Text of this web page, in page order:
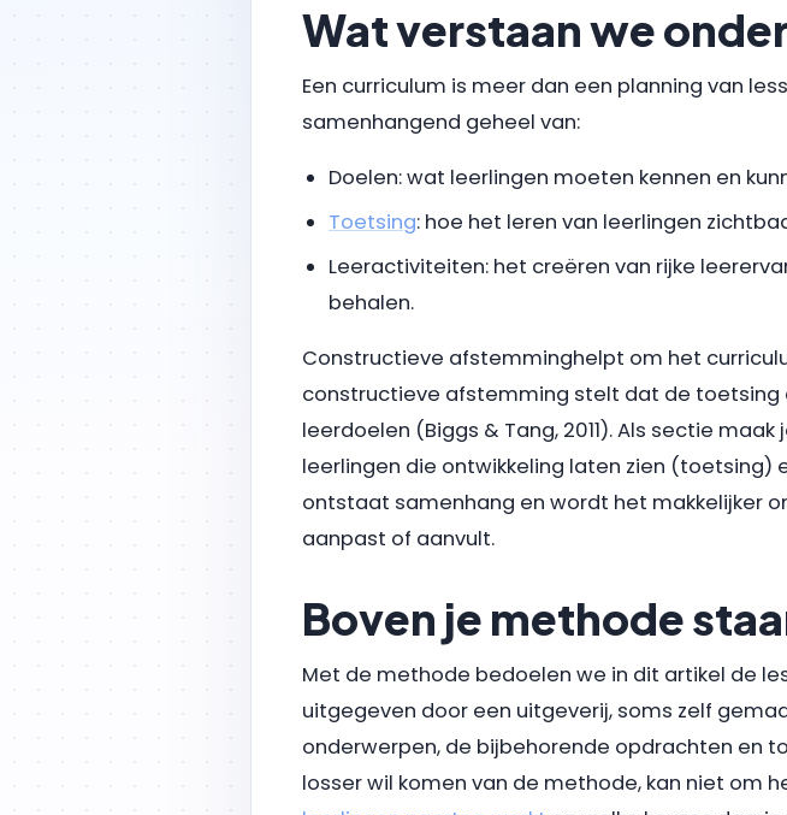
Wat verstaan we
Een curriculum is meer dan een planning van
samenhangend geheel van:
Doelen: wat leerlingen moeten kennen en
Toetsing: hoe het leren van leerlingen
Leeractiviteiten: het creëren van rijke
behalen.
Constructieve afstemminghelpt om het
constructieve afstemming stelt dat de
leerdoelen (Biggs & Tang, 2011). Als sectie
leerlingen die ontwikkeling laten zien (toetsing)
ontstaat samenhang en wordt het makkelijker
aanpast of aanvult.
Boven je methode
Met de methode bedoelen we in dit artikel de
uitgegeven door een uitgeverij, soms zelf
onderwerpen, de bijbehorende opdrachten en
losser wil komen van de methode, kan niet om